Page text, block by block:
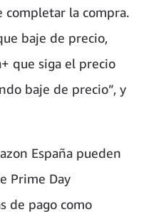
completar la compra.
baje de precio,
que siga el precio
baje de precio”, y
España pueden
Prime Day
de pago como